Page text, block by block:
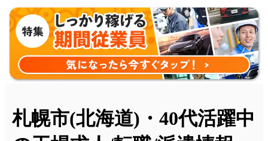
札幌市(北海道)・40代活躍中